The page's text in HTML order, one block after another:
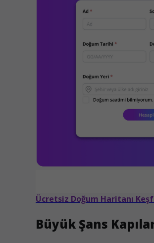
Ücretsiz Doğum Haritanı
Büyük Şans